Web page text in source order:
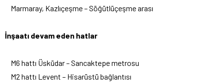
Marmaray, Kazlıçeşme – Söğütlüçeşme arası
İnşaatı devam eden hatlar
M6 hattı Üsküdar – Sancaktepe metrosu
M2 hattı Levent – Hisarüstü bağlantısı